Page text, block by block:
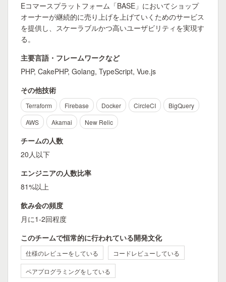
Eコマースプラットフォーム「BASE」においてショップ
オーナーが継続的に売り上げを上げていくためのサービス
を提供し、スケーラブルかつ高いユーザビリティを実現す
る。
主要言語・フレームワークなど
PHP, CakePHP, Golang, TypeScript, Vue.js
その他技術
Terraform Firebase Docker CircleCI
BigQuery
AWS
Akamai New Relic
チームの人数
20人以下
エンジニアの人数比率
81%以上
飲み会の頻度
月に1-2回程度
このチームで恒常的に行われている開発文化
仕様のレビューをしている コードレビューしている
ペアプログラミングをしている